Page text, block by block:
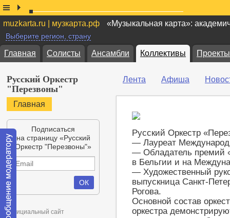
muzkarta.ru | музкарта.рф «Музыкальная карта»:
Выберите регион, страну
Главная Солисты Ансамбли Коллективы Проекты
Русский Оркестр
"Перезвоны"
Главная
Подписаться
на страницу «Русский
Оркестр "Перезвоны"»
Официальный сайт
Лента Афиша
Русский Оркестр
— Лауреат
— Обладатель премий
в Бельгии и на
— Художественный
выпускница Санкт-
Рогова.
Основной состав
оркестра